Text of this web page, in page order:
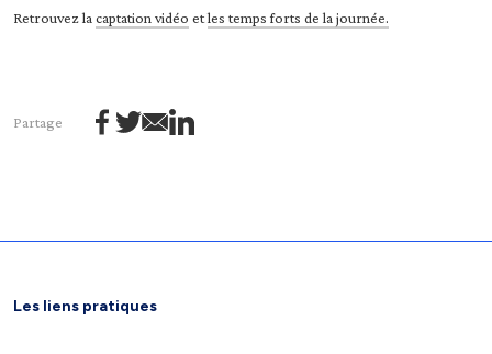
Retrouvez la captation vidéo etles temps forts de la journée.
Partage
Les liens pratiques